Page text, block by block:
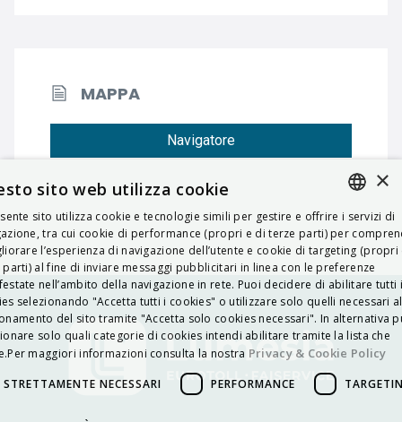
MAPPA
Navigatore
ITALIAN
ENGLISH
FRENCH
HUNGARIAN
DEUTSCH
POLSKI
×
sito web utilizza cookie
sito utilizza cookie e tecnologie simili per gestire e offrire i servizi di
tra cui cookie di performance (propri e di terze parti) per
l’esperienza di navigazione dell’utente e cookie di targeting (propri
parti) al fine di inviare messaggi pubblicitari in linea con le preferenze
nell’ambito della navigazione in rete. Puoi decidere di abilitare tutti i
selezionando "Accetta tutti i cookies" o utilizzare solo quelli necessari al
del sito tramite "Accetta solo cookies necessari". In alternativa
solo quali categorie di cookies intendi abilitare tramite la lista che
maggiori informazioni consulta la nostra Privacy & Cookie Policy
STRETTAMENTE NECESSARI PERFORMANCE